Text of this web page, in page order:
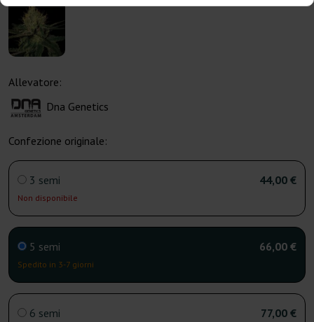
Allevatore:
Dna Genetics
Confezione originale:
3 semi
Non disponibile
44,00 €
5 semi
Spedito in 3-7 giorni
66,00 €
6 semi 77,00 €